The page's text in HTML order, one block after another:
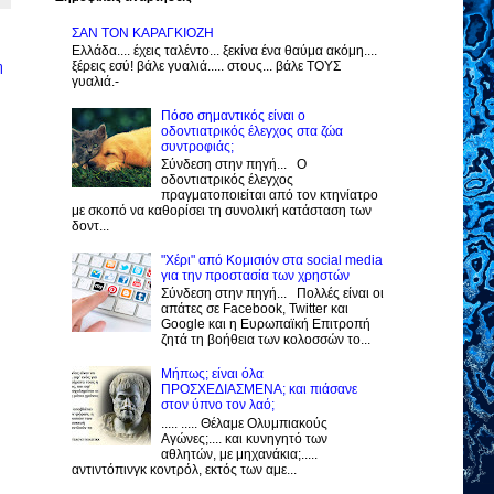
ΣΑΝ ΤΟΝ ΚΑΡΑΓΚΙΟΖΗ
Ελλάδα.... έχεις ταλέντο... ξεκίνα ένα θαύμα ακόμη....
ξέρεις εσύ! βάλε γυαλιά..... στους... βάλε ΤΟΥΣ
γυαλιά.-
Πόσο σημαντικός είναι ο
οδοντιατρικός έλεγχος στα ζώα
συντροφιάς;
Σύνδεση στην πηγή... Ο
οδοντιατρικός έλεγχος
πραγματοποιείται από τον κτηνίατρο
με σκοπό να καθορίσει τη συνολική κατάσταση των
δοντ...
"Χέρι" από Κομισιόν στα social media
για την προστασία των χρηστών
Σύνδεση στην πηγή... Πολλές είναι οι
απάτες σε Facebook, Twitter και
Google και η Ευρωπαϊκή Επιτροπή
ζητά τη βοήθεια των κολοσσών το...
Μήπως; είναι όλα
ΠΡΟΣΧΕΔΙΑΣΜΕΝΑ; και πιάσανε
στον ύπνο τον λαό;
..... ..... Θέλαμε Ολυμπιακούς
Αγώνες;.... και κυνηγητό των
αθλητών, με μηχανάκια;.....
αντιντόπινγκ κοντρόλ, εκτός των αμε...